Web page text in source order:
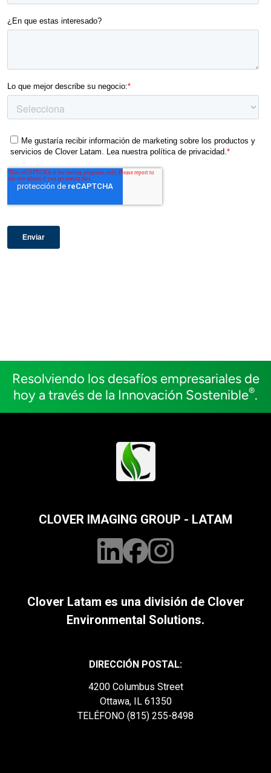
Resolviendo los desafíos empresariales de
hoy a través de la Innovación Sostenible®.
CLOVER IMAGING GROUP - LATAM
Clover Latam es una división de Clover
Environmental Solutions.
DIRECCIÓN POSTAL:
4200 Columbus Street
Ottawa, IL 61350
TELÉFONO (815) 255-8498